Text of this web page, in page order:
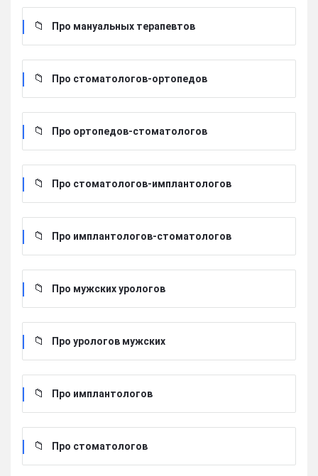
Про мануальных терапевтов
Про стоматологов-ортопедов
Про ортопедов-стоматологов
Про стоматологов-имплантологов
Про имплантологов-стоматологов
Про мужских урологов
Про урологов мужских
Про имплантологов
Про стоматологов